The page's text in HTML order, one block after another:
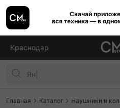
Скачай
вся техника — в
Краснодар
Главная Каталог Наушники и